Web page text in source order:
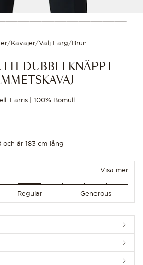
NYHETERNA
/Kavajer/Välj Färg/Brun
FIT DUBBELKNÄPPT
Farris | 100% Bomull
är 183 cm lång
Visa mer
Regular Generous